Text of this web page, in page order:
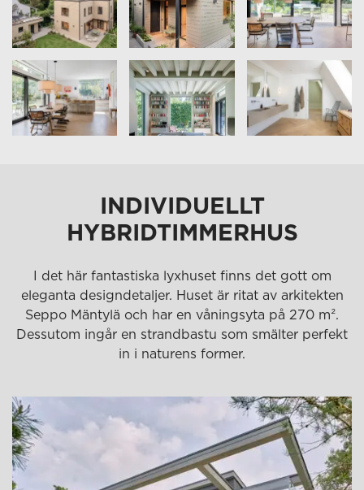
INDIVIDUELLT
HYBRIDTIMMERHUS
I det här fantastiska lyxhuset finns det gott om
eleganta designdetaljer. Huset är ritat av arkitekten
Seppo Mäntylä och har en våningsyta på 270 m².
Dessutom ingår en strandbastu som smälter perfekt
in i naturens former.